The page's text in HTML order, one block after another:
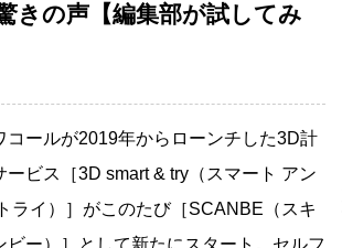
きの声【編集部が試してみ
ールが2019年からローンチした3D計
ービス［3D smart & try（スマート アン
ライ）］がこのたび［SCANBE（スキ
ビー）］として新たにスタート。セルフ